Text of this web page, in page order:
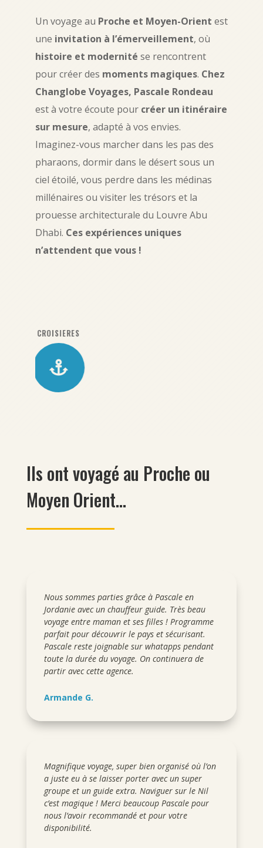
Un voyage au Proche et Moyen-Orient est
une invitation à l’émerveillement, où
histoire et modernité se rencontrent
pour créer des moments magiques. Chez
Changlobe Voyages, Pascale Rondeau
est à votre écoute pour créer un itinéraire
sur mesure, adapté à vos envies.
Imaginez-vous marcher dans les pas des
pharaons, dormir dans le désert sous un
ciel étoilé, vous perdre dans les médinas
millénaires ou visiter les trésors et la
prouesse architecturale du Louvre Abu
Dhabi. Ces expériences uniques
n’attendent que vous !
Ils ont voyagé au Proche ou
Moyen Orient…
Nous sommes parties grâce à Pascale en
Jordanie avec un chauffeur guide. Très beau
voyage entre maman et ses filles ! Programme
parfait pour découvrir le pays et sécurisant.
Pascale reste joignable sur whatapps pendant
toute la durée du voyage. On continuera de
partir avec cette agence.
Armande G.
Magnifique voyage, super bien organisé où l’on
a juste eu à se laisser porter avec un super
groupe et un guide extra. Naviguer sur le Nil
c’est magique ! Merci beaucoup Pascale pour
nous l’avoir recommandé et pour votre
disponibilité.